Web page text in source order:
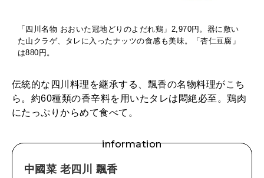
「四川名物 おおいた冠地どりのよだれ鶏」2,970円。器に敷い
た山クラゲ、タレに入ったナッツの食感も美味。「杏仁豆腐」
は880円。
伝統的な四川料理を継承する、飄香の名物料理がこち
ら。約60種類の香辛料を用いたタレは悶絶必至。鶏肉
にたっぷりからめて食べて。
information
中國菜 老四川 飄香